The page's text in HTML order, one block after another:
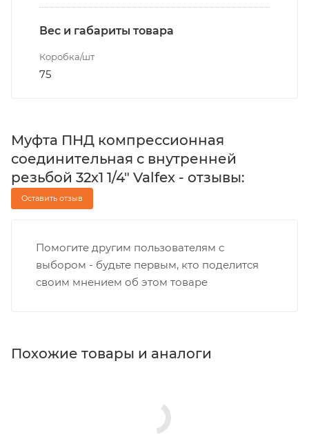
Вес и габариты товара
Коробка/шт
75
Муфта ПНД компрессионная
соединительная c внутренней
резьбой 32х1 1/4" Valfex - отзывы:
Оставить отзыв
Помогите другим пользователям с
выбором - будьте первым, кто поделится
своим мнением об этом товаре
Похожие товары и аналоги